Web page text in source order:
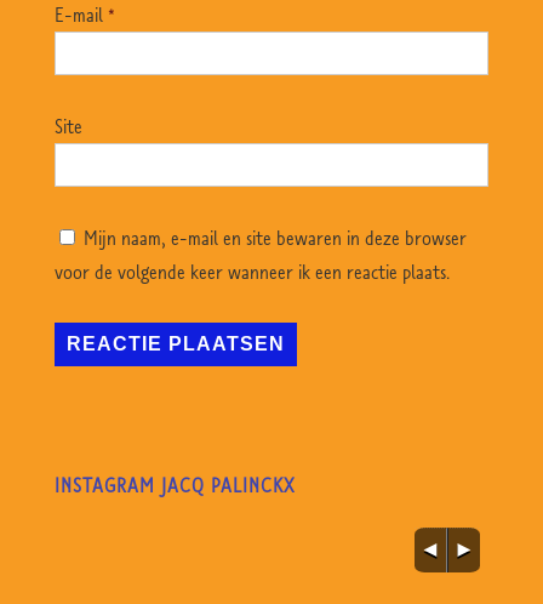
E-mail *
Site
Mijn naam, e-mail en site bewaren in deze browser
voor de volgende keer wanneer ik een reactie plaats.
INSTAGRAM JACQ PALINCKX